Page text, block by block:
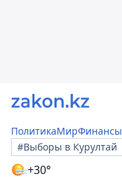
ПолитикаМирФинансы
#Выборы в Курултай
+30°